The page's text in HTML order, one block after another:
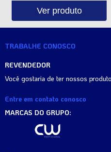
Ver produto
TRABALHE CONOSCO
REVENDEDOR
Você gostaria de ter nossos
Entre em contato conosco
MARCAS DO GRUPO: